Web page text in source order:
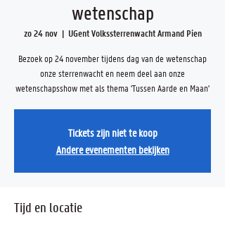
wetenschap
zo 24 nov
  |
UGent Volkssterrenwacht Armand Pien
Bezoek op 24 november tijdens dag van de wetenschap
onze sterrenwacht en neem deel aan onze
wetenschapsshow met als thema 'Tussen Aarde en Maan'
Tickets zijn niet te koop
Andere evenementen bekijken
Tijd en locatie